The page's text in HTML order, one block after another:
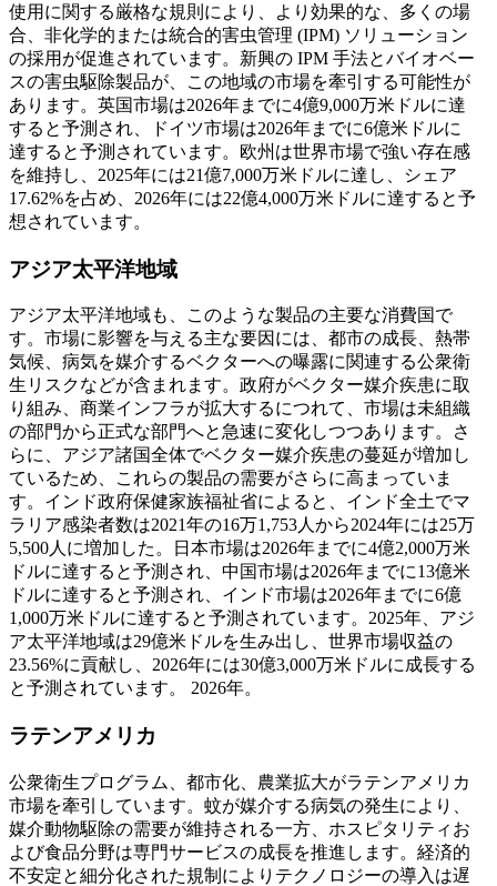
使用に関する厳格な規則により、より効果的な、多くの場
合、非化学的または統合的害虫管理 (IPM) ソリューション
の採用が促進されています。新興の IPM 手法とバイオベー
スの害虫駆除製品が、この地域の市場を牽引する可能性が
あります。英国市場は2026年までに4億9,000万米ドルに達
すると予測され、ドイツ市場は2026年までに6億米ドルに
達すると予測されています。欧州は世界市場で強い存在感
を維持し、2025年には21億7,000万米ドルに達し、シェア
17.62%を占め、2026年には22億4,000万米ドルに達すると予
想されています。
アジア太平洋地域
アジア太平洋地域も、このような製品の主要な消費国で
す。市場に影響を与える主な要因には、都市の成長、熱帯
気候、病気を媒介するベクターへの曝露に関連する公衆衛
生リスクなどが含まれます。政府がベクター媒介疾患に取
り組み、商業インフラが拡大するにつれて、市場は未組織
の部門から正式な部門へと急速に変化しつつあります。さ
らに、アジア諸国全体でベクター媒介疾患の蔓延が増加し
ているため、これらの製品の需要がさらに高まっていま
す。インド政府保健家族福祉省によると、インド全土でマ
ラリア感染者数は2021年の16万1,753人から2024年には25万
5,500人に増加した。日本市場は2026年までに4億2,000万米
ドルに達すると予測され、中国市場は2026年までに13億米
ドルに達すると予測され、インド市場は2026年までに6億
1,000万米ドルに達すると予測されています。2025年、アジ
ア太平洋地域は29億米ドルを生み出し、世界市場収益の
23.56%に貢献し、2026年には30億3,000万米ドルに成長する
と予測されています。 2026年。
ラテンアメリカ
公衆衛生プログラム、都市化、農業拡大がラテンアメリカ
市場を牽引しています。蚊が媒介する病気の発生により、
媒介動物駆除の需要が維持される一方、ホスピタリティお
よび食品分野は専門サービスの成長を推進します。経済的
不安定と細分化された規制によりテクノロジーの導入は遅